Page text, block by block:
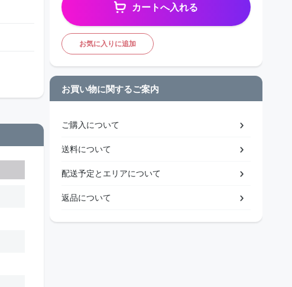
カートへ入れる
お気に入りに追加
お買い物に関するご案内
ご購入について
送料について
配送予定とエリアについて
返品について